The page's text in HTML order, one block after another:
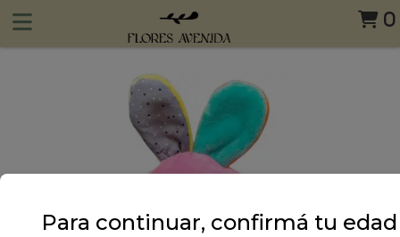
0
Para continuar, confirmá tu edad